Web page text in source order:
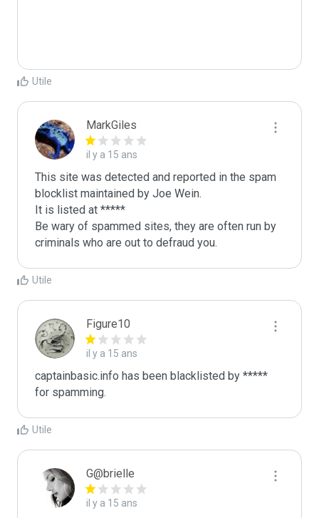
Utile
MarkGiles
il y a 15 ans
This site was detected and reported in the spam
blocklist maintained by Joe Wein.
It is listed at *****
Be wary of spammed sites, they are often run by
criminals who are out to defraud you.
Utile
Figure10
il y a 15 ans
captainbasic.info has been blacklisted by *****
for spamming.
Utile
G@brielle
il y a 15 ans